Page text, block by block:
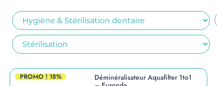
PROMO ! 18%
Déminéralisateur Aquafilter 1to1